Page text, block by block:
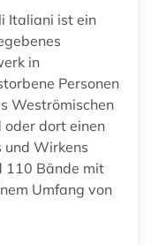
Italiani ist ein
in
Personen
Weströmischen
oder dort einen
und Wirkens
110 Bände mit
Umfang von